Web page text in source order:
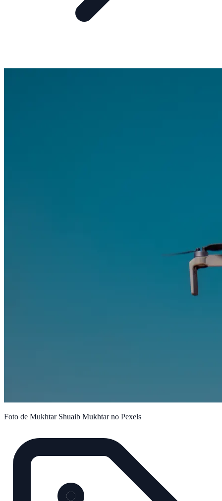
Foto de Mukhtar Shuaib Mukhtar no Pexels